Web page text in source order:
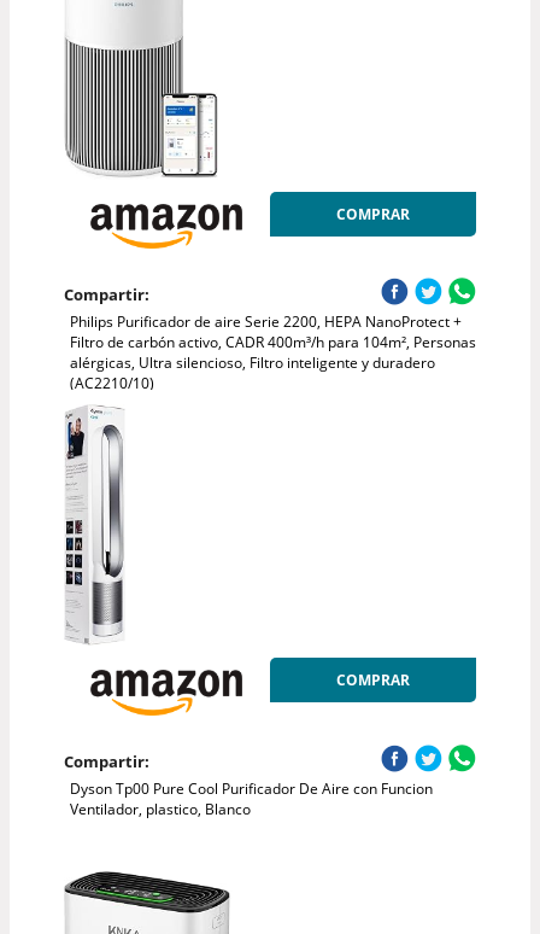
COMPRAR
Compartir:
Philips Purificador de aire Serie 2200, HEPA NanoProtect +
Filtro de carbón activo, CADR 400m³/h para 104m², Personas
alérgicas, Ultra silencioso, Filtro inteligente y duradero
(AC2210/10)
COMPRAR
Compartir:
Dyson Tp00 Pure Cool Purificador De Aire con Funcion
Ventilador, plastico, Blanco